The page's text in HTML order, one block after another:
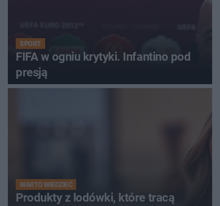
SPORT
FIFA w ogniu krytyki. Infantino pod
presją
WARTO WIEDZIEĆ
Produkty z lodówki, które tracą